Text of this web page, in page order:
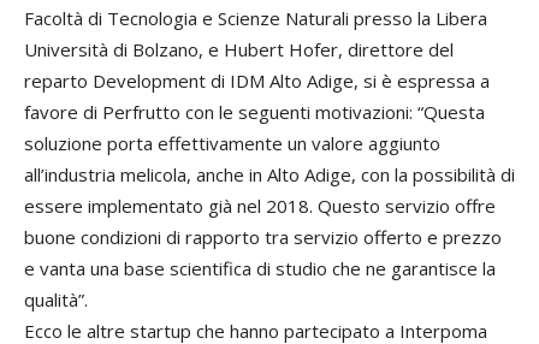
Facoltà di Tecnologia e Scienze Naturali presso la Libera
Università di Bolzano, e Hubert Hofer, direttore del
reparto Development di IDM Alto Adige, si è espressa a
favore di Perfrutto con le seguenti motivazioni: “Questa
soluzione porta effettivamente un valore aggiunto
all’industria melicola, anche in Alto Adige, con la possibilità di
essere implementato già nel 2018. Questo servizio offre
buone condizioni di rapporto tra servizio offerto e prezzo
e vanta una base scientifica di studio che ne garantisce la
qualità”.
Ecco le altre startup che hanno partecipato a Interpoma